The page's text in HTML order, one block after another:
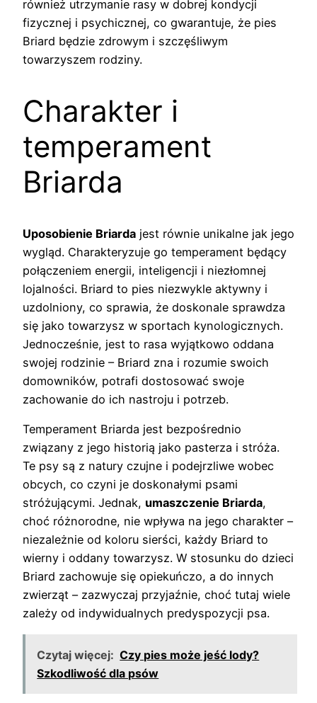
również utrzymanie rasy w dobrej kondycji
fizycznej i psychicznej, co gwarantuje, że pies
Briard będzie zdrowym i szczęśliwym
towarzyszem rodziny.
Charakter i
temperament
Briarda
Uposobienie Briarda jest równie unikalne jak jego
wygląd. Charakteryzuje go temperament będący
połączeniem energii, inteligencji i niezłomnej
lojalności. Briard to pies niezwykle aktywny i
uzdolniony, co sprawia, że doskonale sprawdza
się jako towarzysz w sportach kynologicznych.
Jednocześnie, jest to rasa wyjątkowo oddana
swojej rodzinie – Briard zna i rozumie swoich
domowników, potrafi dostosować swoje
zachowanie do ich nastroju i potrzeb.
Temperament Briarda jest bezpośrednio
związany z jego historią jako pasterza i stróża.
Te psy są z natury czujne i podejrzliwe wobec
obcych, co czyni je doskonałymi psami
stróżującymi. Jednak, umaszczenie Briarda,
choć różnorodne, nie wpływa na jego charakter –
niezależnie od koloru sierści, każdy Briard to
wierny i oddany towarzysz. W stosunku do dzieci
Briard zachowuje się opiekuńczo, a do innych
zwierząt – zazwyczaj przyjaźnie, choć tutaj wiele
zależy od indywidualnych predyspozycji psa.
Czytaj więcej: Czy pies może jeść lody?
Szkodliwość dla psów